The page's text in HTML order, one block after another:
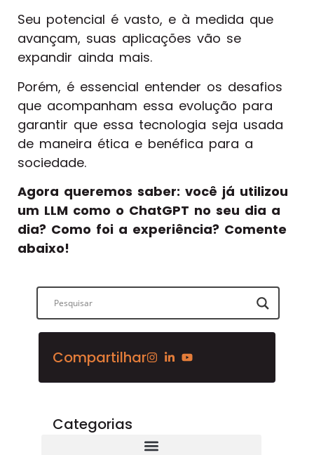
Seu potencial é vasto, e à medida que
avançam, suas aplicações vão se
expandir ainda mais.
Porém, é essencial entender os desafios
que acompanham essa evolução para
garantir que essa tecnologia seja usada
de maneira ética e benéfica para a
sociedade.
Agora queremos saber: você já utilizou
um LLM como o ChatGPT no seu dia a
dia? Como foi a experiência? Comente
abaixo!
Compartilhar
Categorias